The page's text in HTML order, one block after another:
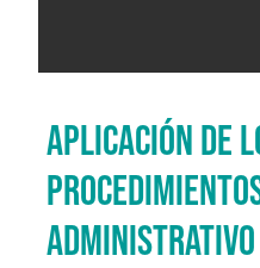
APLICACIÓN DE